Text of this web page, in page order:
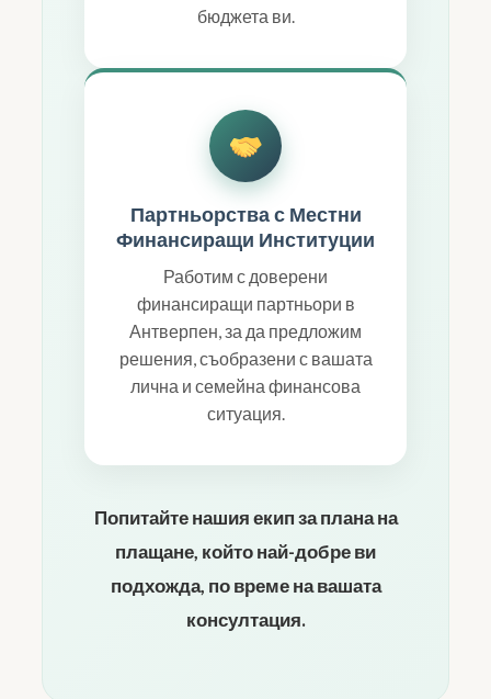
бюджета ви.
Партньорства с Местни
Финансиращи Институции
Работим с доверени
финансиращи партньори в
Антверпен, за да предложим
решения, съобразени с вашата
лична и семейна финансова
ситуация.
Попитайте нашия екип за плана на
плащане, който най-добре ви
подхожда, по време на вашата
консултация.